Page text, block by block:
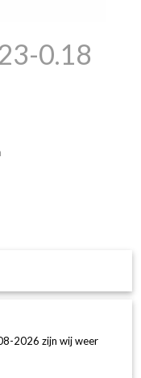
0.18
2026 zijn wij weer